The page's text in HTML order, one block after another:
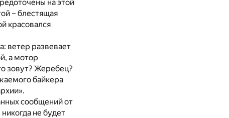
на этой
– блестящая
красовался
ветер развевает
а мотор
зовут? Жеребец?
байкера
сообщений от
не будет